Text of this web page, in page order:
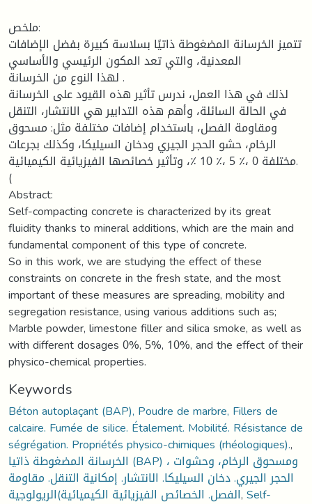
ملخص:
تتميز الخرسانة المضغوطة ذاتيًا بسلاسة كبيرة بفضل الإضافات
المعدنية، والتي تعد المكون الرئيسي والأساسي
لهذا النوع من الخرسانة .
لذلك في هذا العمل، ندرس تأثير هذه القيود على الخرسانة
في الحالة السائلة، وأهم هذه التدابير هي الانتشار، التنقل
ومقاومة الفصل، باستخدام إضافات مختلفة مثل: مسحوق
الرخام، حشو الحجر الجيري ودخان السيليكا، وكذلك بجرعات
مختلفة 0 ،٪ 5 ،٪ 10 ٪، وتأثير خصائصها الفيزيائية الكيميائية.
(
Abstract:
Self-compacting concrete is characterized by its great
fluidity thanks to mineral additions, which are the main and
fundamental component of this type of concrete.
So in this work, we are studying the effect of these
constraints on concrete in the fresh state, and the most
important of these measures are spreading, mobility and
segregation resistance, using various additions such as;
Marble powder, limestone filler and silica smoke, as well as
with different dosages 0%, 5%, 10%, and the effect of their
physico-chemical properties.
Keywords
Béton autoplaçant (BAP), Poudre de marbre, Fillers de
calcaire. Fumée de silice. Étalement. Mobilité. Résistance de
ségrégation. Propriétés physico-chimiques (rhéologiques).,
الخرسانة المضغوطة ذاتيا (BAP) ، ومسحوق الرخام، وحشوات
الحجر الجيري. دخان السيليكا. الانتشار. إمكانية التنقل. مقاومة
الفصل. الخصائص الفيزيائية الكيميائية)الريولوجية,Self-